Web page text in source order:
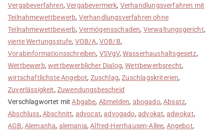
Vergabeverfahren,Vergabevermerk, Verhandlungsverfahren mit
Teilnahmewettbewerb, Verhandlungsverfahren ohne
Teilnahmewettbewerb, Vermögensschaden, Verwaltungsgericht,
vierte Wertungsstufe, VOB/A, VOB/B,
Vorabinformationsschreiben, VSVgV, Wasserhaushaltsgesetz,
Wettbewerb,wettbewerblicher Dialog,Wettbewerbsrecht,
wirtschaftlichste Angebot, Zuschlag,Zuschlagskriterien,
Zuverlässigkeit, Zuwendungsbescheid
Verschlagwortet mitAbgabe, Abmelden, abogado,Absatz,
Abschluss, Abschnitt, advocat,advogado,advokat, adwokat,
AGB, Alemanha, alemania,Alfred-Herrhausen-Allee, Angebot,